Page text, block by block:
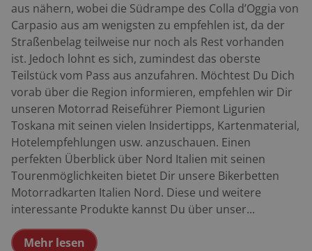
aus nähern, wobei die Südrampe des Colla d’Oggia von
Carpasio aus am wenigsten zu empfehlen ist, da der
Straßenbelag teilweise nur noch als Rest vorhanden
ist. Jedoch lohnt es sich, zumindest das oberste
Teilstück vom Pass aus anzufahren. Möchtest Du Dich
vorab über die Region informieren, empfehlen wir Dir
unseren Motorrad Reiseführer Piemont Ligurien
Toskana mit seinen vielen Insidertipps, Kartenmaterial,
Hotelempfehlungen usw. anzuschauen. Einen
perfekten Überblick über Nord Italien mit seinen
Tourenmöglichkeiten bietet Dir unsere Bikerbetten
Motorradkarten Italien Nord. Diese und weitere
interessante Produkte kannst Du über unser...
Mehr lesen